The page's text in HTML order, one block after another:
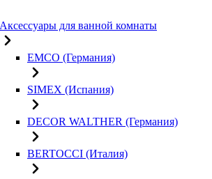
Аксессуары для ванной комнаты
EMCO (Германия)
SIMEX (Испания)
DECOR WALTHER (Германия)
BERTOCCI (Италия)